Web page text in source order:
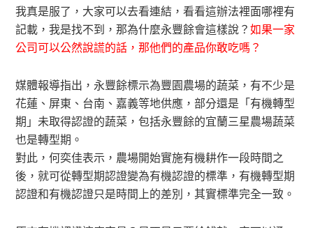
我真是服了，大家可以去看連結，看看這辦法裡面哪裡有
記載，我是找不到，那為什麼永豐餘會這樣說？如果一家
公司可以公然說謊的話，那他們的產品你敢吃嗎？
媒體報導指出，永豐餘標示為豐園農場的蔬菜，有不少是
花蓮、屏東、台南、嘉義等地供應，部分還是「有機轉型
期」未取得認證的蔬菜，包括永豐餘的宜蘭三星農場蔬菜
也是轉型期。
對此，何奕佳表示，農場開始實施有機耕作一段時間之
後，就可從轉型期認證變為有機認證的標準，有機轉型期
認證和有機認證只是時間上的差別，其實標準完全一致。